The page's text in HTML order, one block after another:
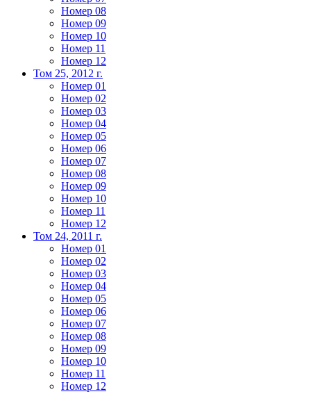
Номер 08
Номер 09
Номер 10
Номер 11
Номер 12
Том 25, 2012 г.
Номер 01
Номер 02
Номер 03
Номер 04
Номер 05
Номер 06
Номер 07
Номер 08
Номер 09
Номер 10
Номер 11
Номер 12
Том 24, 2011 г.
Номер 01
Номер 02
Номер 03
Номер 04
Номер 05
Номер 06
Номер 07
Номер 08
Номер 09
Номер 10
Номер 11
Номер 12